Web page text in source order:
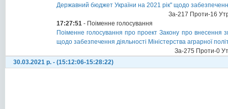
Державний бюджет України на 2021 рік" щодо
За-217 Проти-16
17:27:51 - Поіменне голосування
Поіменне голосування про проект Закону про
щодо забезпечення діяльності Міністерства аграрної
За-275 Проти-0
30.03.2021 р. - (15:12:06-15:28:22)